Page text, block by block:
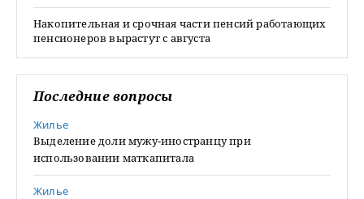
Накопительная и срочная части пенсий работающих
пенсионеров вырастут с августа
Последние вопросы
Жилье
Выделение доли мужу-иностранцу при
использовании маткапитала
Жилье